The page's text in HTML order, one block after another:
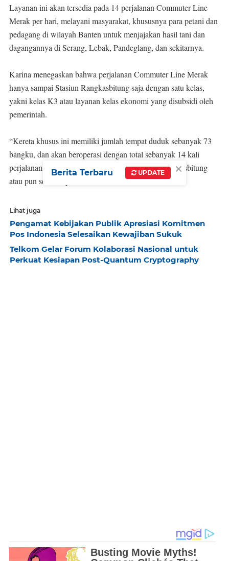
Layanan ini akan tersedia pada 14 perjalanan Commuter Line
Merak per hari, melayani masyarakat, khususnya para petani dan
pedagang di wilayah Banten untuk menjajakan hasil tani dan
dagangannya di Serang, Lebak, Pandeglang, dan sekitarnya.
Karina menegaskan bahwa perjalanan Commuter Line Merak
hanya sampai Stasiun Rangkasbitung saja dengan satu kelas,
yakni kelas K3 atau layanan kelas ekonomi yang disubsidi oleh
pemerintah.
“Kereta khusus ini memiliki jumlah tempat duduk sebanyak 73
bangku, dan akan beroperasi dengan total sebanyak 14 kali
perjalanan dari Stasiun Merak menuju Stasiun Rangkasbitung
atau pun sebaliknya,” Karina menambahkan.
Lihat juga
Pengamat Kebijakan Publik Apresiasi Komitmen
Pos Indonesia Selesaikan Kewajiban Sukuk
Telkom Gelar Forum Kolaborasi Nasional untuk
Perkuat Kesiapan Post-Quantum Cryptography
×
Berita Terbaru UPDATE